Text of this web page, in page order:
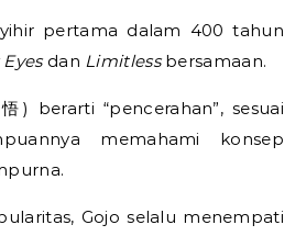
pertama dalam 400 tahun
Eyesdan Limitlessbersamaan.
) berarti “pencerahan”, sesuai
memahami konsep
Gojo selalu menempati